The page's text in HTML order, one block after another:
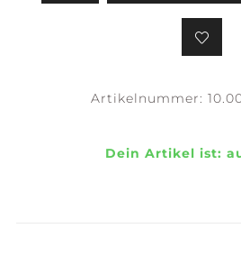
Artikelnummer:
Dein Artikel ist: